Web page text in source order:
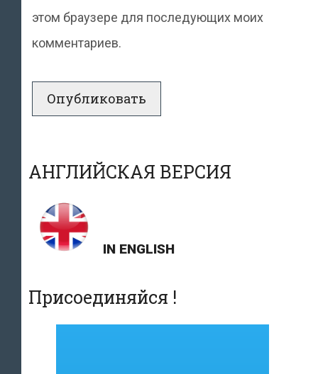
этом браузере для последующих моих
комментариев.
АНГЛИЙСКАЯ ВЕРСИЯ
IN ENGLISH
Присоединяйся !